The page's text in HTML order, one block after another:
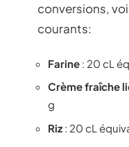
conversions,
courants:
Farine : 20 cL
Crème fraîche
g
Riz : 20 cL